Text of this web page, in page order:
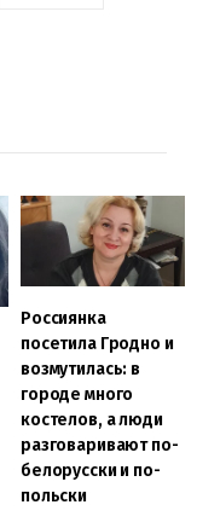
Россиянка
посетила Гродно и
возмутилась: в
городе много
костелов, а люди
разговаривают по-
белорусски и по-
польски